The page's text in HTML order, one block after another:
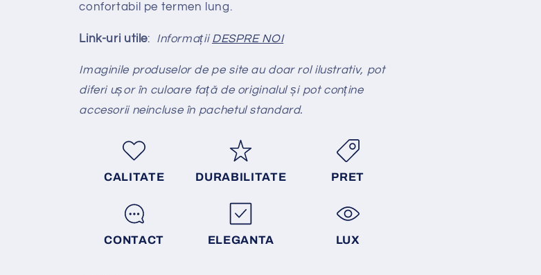
confortabil pe termen lung.
Link-uri utile: Informații DESPRE NOI
Imaginile produselor de pe site au doar rol ilustrativ, pot
diferi ușor în culoare față de originalul și pot conține
accesorii neincluse în pachetul standard.
CALITATE DURABILITATE PRET
CONTACT ELEGANTA LUX